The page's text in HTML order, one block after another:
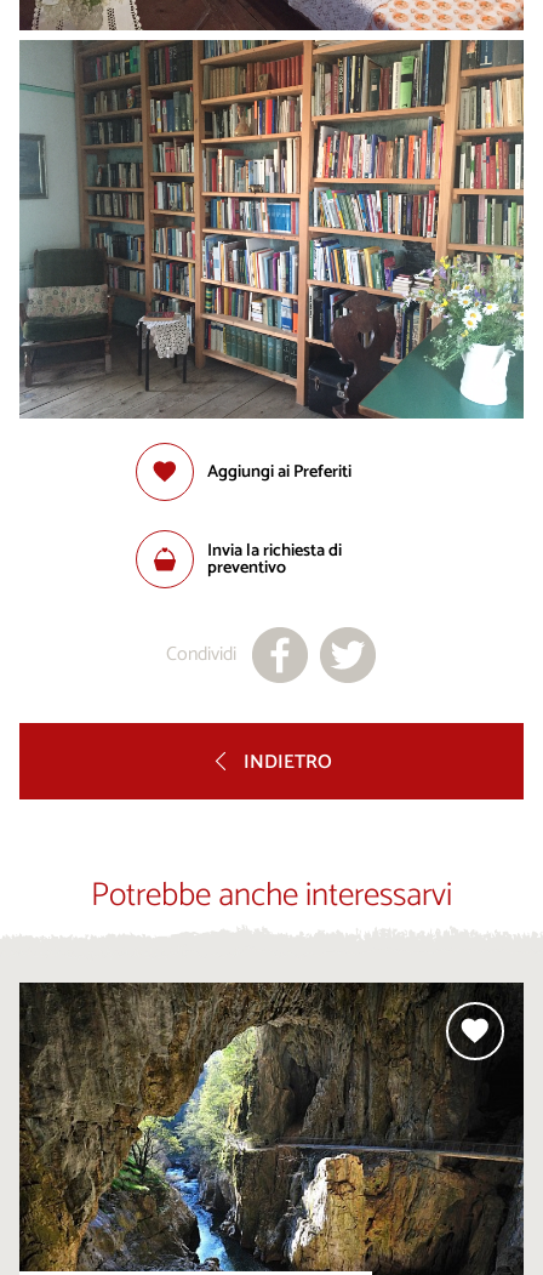
Aggiungi ai Preferiti
Invia la richiesta di
preventivo
Condividi
INDIETRO
Potrebbe anche interessarvi